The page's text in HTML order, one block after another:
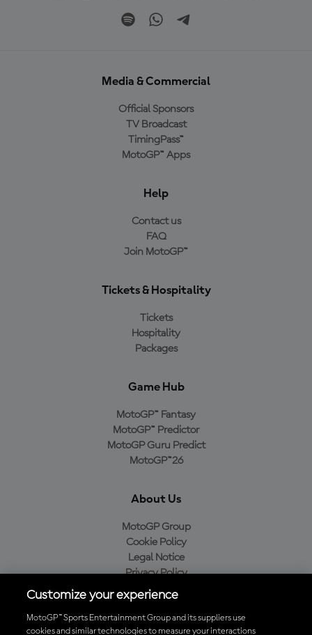
Media & Commercial
Official Sponsors
TV Broadcast
TimingPass™
MotoGP™ Apps
Help
Contact us
FAQ
Join MotoGP™
Tickets & Hospitality
Tickets
Hospitality
Packages
Game Hub
MotoGP™ Fantasy
MotoGP™ Predictor
MotoGP Guru Predict
MotoGP™26
About Us
MotoGP Group
Cookie Policy
Legal Notice
Privacy Policy
Purchase Policy
Customize your experience
MotoGP™ Sports Entertainment Group and its suppliers use
cookies and similar technologies to measure your interactions